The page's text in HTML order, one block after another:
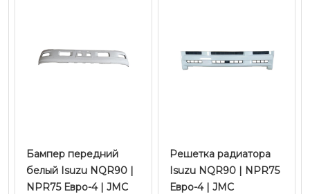
Бампер передний
белый Isuzu NQR90 |
NPR75 Евро-4 | JMC
Решетка радиатора
Isuzu NQR90 | NPR75
Евро-4 | JMC